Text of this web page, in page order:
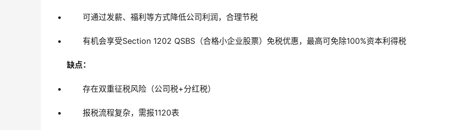
可通过发薪、福利等方式降低公司利润，合理节税
有机会享受Section 1202 QSBS（合格小企业股票）免税优惠，最高可免除100%资本利得税
缺点：
存在双重征税风险（公司税+分红税）
报税流程复杂，需报1120表